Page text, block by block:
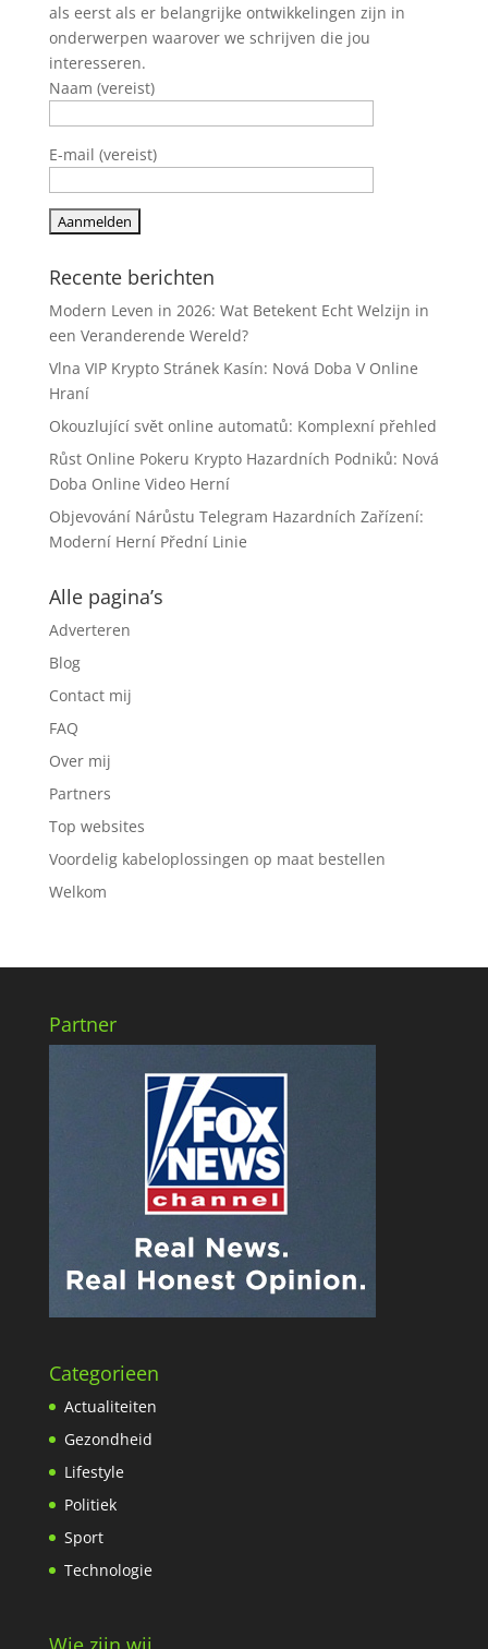
als eerst als er belangrijke ontwikkelingen zijn in
onderwerpen waarover we schrijven die jou
interesseren.
Naam (vereist)
E-mail (vereist)
Recente berichten
Modern Leven in 2026: Wat Betekent Echt Welzijn in
een Veranderende Wereld?
Vlna VIP Krypto Stránek Kasín: Nová Doba V Online
Hraní
Okouzlující svět online automatů: Komplexní přehled
Růst Online Pokeru Krypto Hazardních Podniků: Nová
Doba Online Video Herní
Objevování Nárůstu Telegram Hazardních Zařízení:
Moderní Herní Přední Linie
Alle pagina’s
Adverteren
Blog
Contact mij
FAQ
Over mij
Partners
Top websites
Voordelig kabeloplossingen op maat bestellen
Welkom
Partner
Categorieen
Actualiteiten
Gezondheid
Lifestyle
Politiek
Sport
Technologie